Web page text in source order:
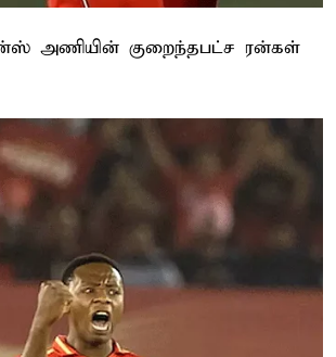
அணியின் குறைந்தபட்ச ரன்கள்